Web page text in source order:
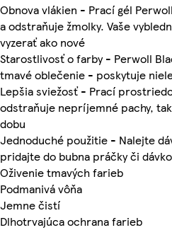
Obnova vlákien - Prací gél
a odstraňuje žmolky. Vaše
vyzerať ako nové
Starostlivosť o farby - Perwoll
tmavé oblečenie - poskytuje
Lepšia sviežosť - Prací
odstraňuje nepríjemné pachy,
dobu
Jednoduché použitie - Nalejte
pridajte do bubna práčky či
Oživenie tmavých farieb
Podmanivá vôňa
Jemne čistí
Dlhotrvajúca ochrana farieb